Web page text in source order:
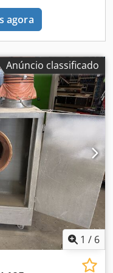
em 100% de
de espaço devido ao
- Adequada para
profissional
em versão
de acessórios e
do
do BAFA
dutos rígidos ou
Apiorf - Postos de
e centros de
limpos e seguros
e ao sistema de
à versão móvel -
em muitos
- Segurança
em atmosferas
- Ajuste
de acessórios
agora
Anúncio classificado
1 / 6